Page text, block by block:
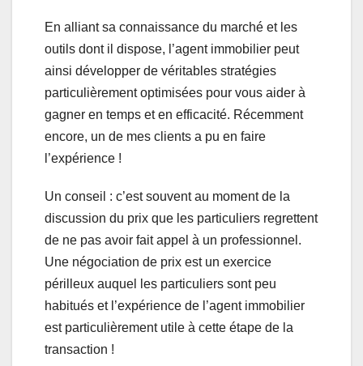
En alliant sa connaissance du marché et les
outils dont il dispose, l’agent immobilier peut
ainsi développer de véritables stratégies
particulièrement optimisées pour vous aider à
gagner en temps et en efficacité. Récemment
encore, un de mes clients a pu en faire
l’expérience !
Un conseil : c’est souvent au moment de la
discussion du prix que les particuliers regrettent
de ne pas avoir fait appel à un professionnel.
Une négociation de prix est un exercice
périlleux auquel les particuliers sont peu
habitués et l’expérience de l’agent immobilier
est particulièrement utile à cette étape de la
transaction !